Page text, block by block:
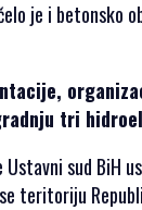
je i betonsko
tri
sud BiH
teritoriju